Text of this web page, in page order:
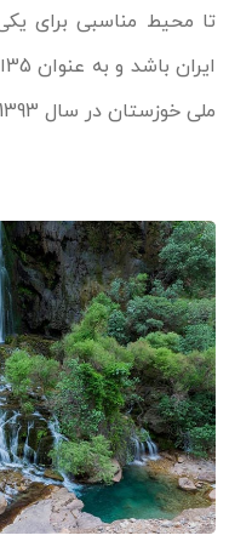
تا محیط مناسبی برای
ملی خوزستان در سال 1393 به ثبت برسد.